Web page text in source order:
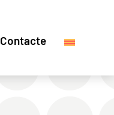
Contacte